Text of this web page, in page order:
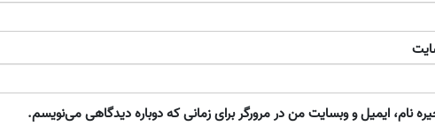
نام، ایمیل و وبسایت من در مرورگر برای زمانی که دوباره دیدگاهی می‌نویسم.